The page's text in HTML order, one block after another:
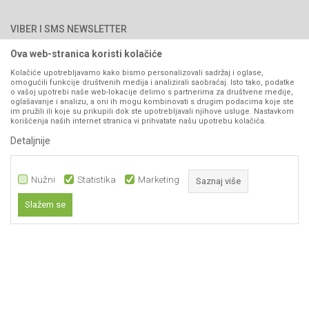
Kontakt
Pravo na odustajanje
Reklamacije
Povraćaj sredstava
Zamjena artikala
Plaćanje karticama
VIBER I SMS NEWSLETTER
PRATITE NAS
Ova web-stranica koristi kolačiće
Kolačiće upotrebljavamo kako bismo personalizovali sadržaj i oglase,
omogućili funkcije društvenih medija i analizirali saobraćaj. Isto tako, podatke
o vašoj upotrebi naše web-lokacije delimo s partnerima za društvene medije,
oglašavanje i analizu, a oni ih mogu kombinovati s drugim podacima koje ste
im pružili ili koje su prikupili dok ste upotrebljavali njihove usluge. Nastavkom
korišćenja naših internet stranica vi prihvatate našu upotrebu kolačića.
Detaljnije
Nužni Statistika Marketing Saznaj više
Slažem se